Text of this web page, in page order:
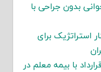
بدون جراحی با
استراتژیک برای
با بیمه معلم در